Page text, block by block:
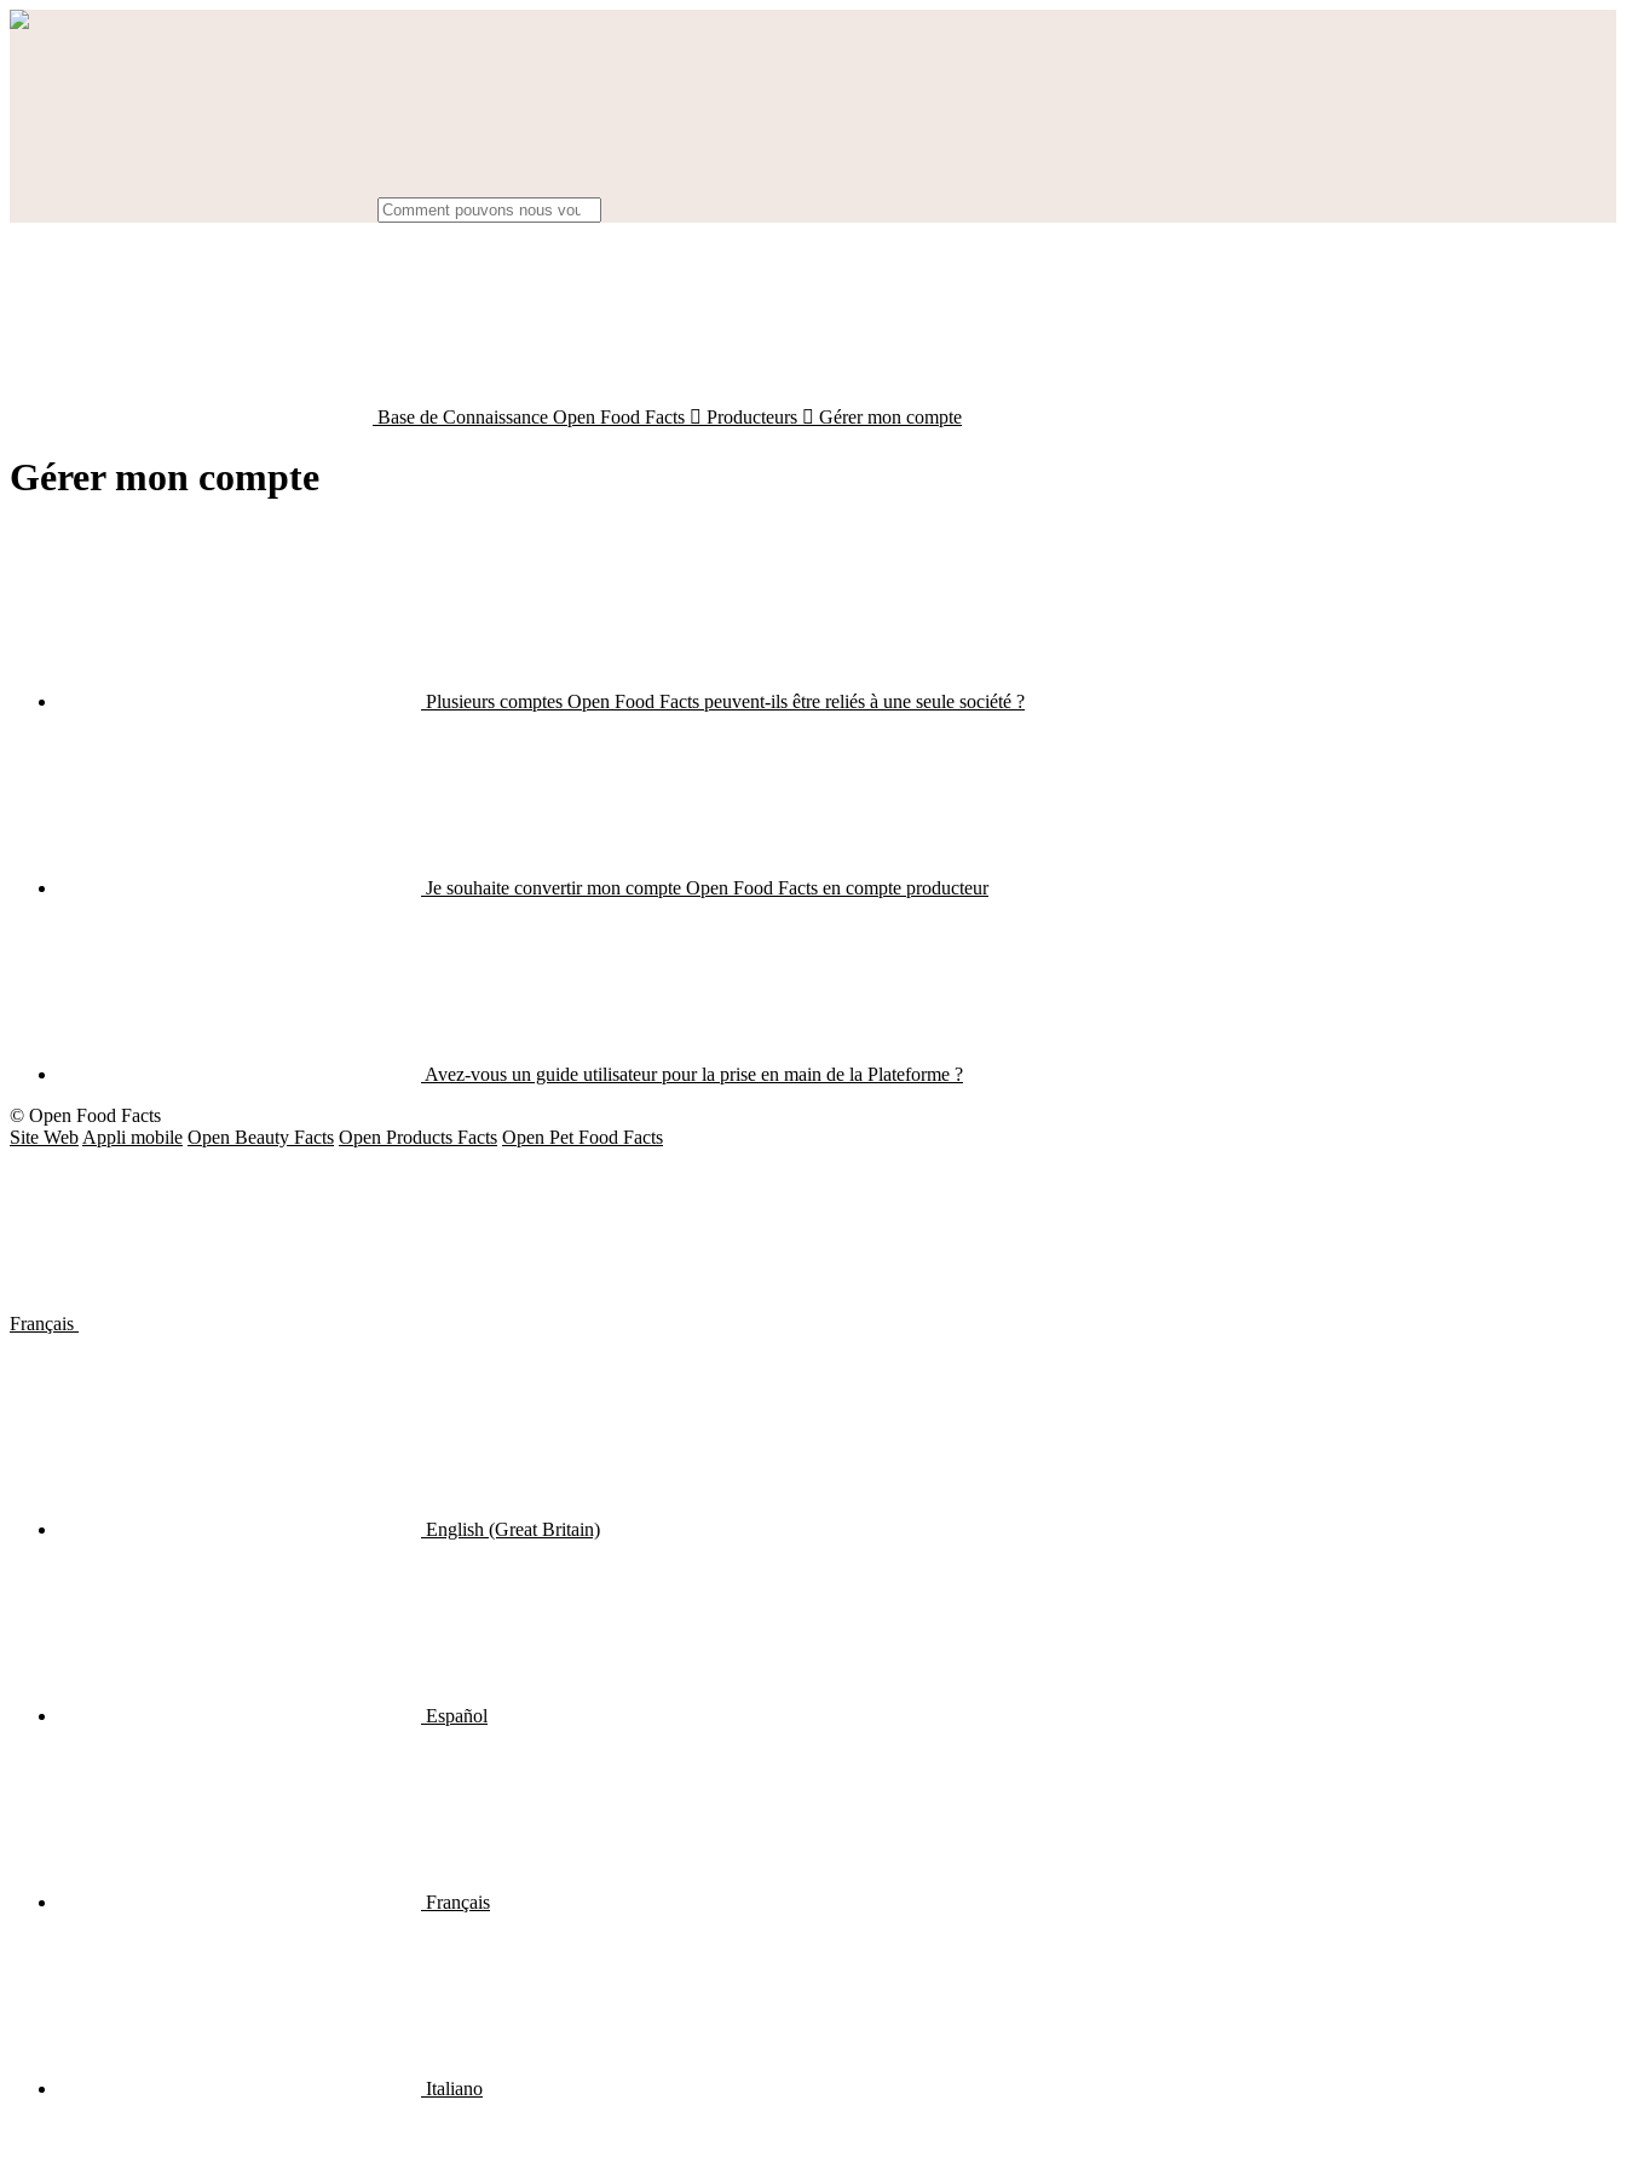
Base de Connaissance Open Food Facts  Producteurs  Gérer mon compte
Gérer mon compte
Plusieurs comptes Open Food Facts peuvent-ils être reliés à une seule société ?
Je souhaite convertir mon compte Open Food Facts en compte producteur
Avez-vous un guide utilisateur pour la prise en main de la Plateforme ?
© Open Food Facts
Site Web Appli mobile Open Beauty Facts Open Products Facts Open Pet Food Facts
Français
English (Great Britain)
Español
Français
Italiano